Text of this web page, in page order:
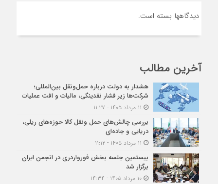
دیدگاهها بسته است.
آخرین مطالب
هشدار به دولت درباره حمل‌ونقل بین‌المللی؛
شرکت‌ها زیر فشار نقدینگی، مالیات و افت عملیات
بررسی چالش‌های حمل ونقل کالا حوزه‌های ریلی،
دریایی و جاده‌ای
بیستمین جلسه بخش فورواردری در انجمن ایران
برگزار شد
۱۰ مرداد ۱۴۰۵ - ۱۴:۳۴